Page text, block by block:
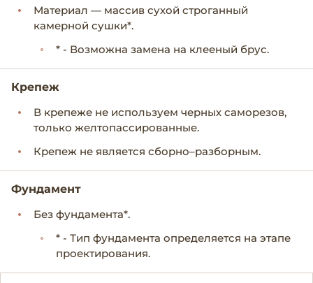
Материал — массив сухой строганный
камерной сушки*.
* - Возможна замена на клееный брус.
Крепеж
В крепеже не используем черных саморезов,
только желтопассированные.
Крепеж не является сборно–разборным.
Фундамент
Без фундамента*.
* - Тип фундамента определяется на этапе
проектирования.